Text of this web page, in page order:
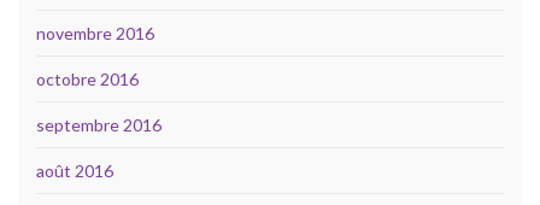
novembre 2016
octobre 2016
septembre 2016
août 2016